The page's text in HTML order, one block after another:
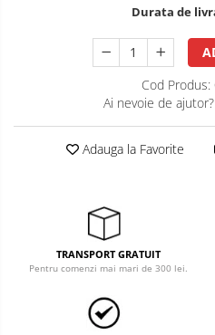
îmbrăcăminte pentru damă
Rezistent la flacăra
Vizibilitate înalta hi-vis
îmbrăcăminte asistente/doctori
înaltă vizibilitate hi-vis
Combinezoane
Durata de
Cod Produs:
Ai nevoie de ajutor?
Adauga la Favorite
TRANSPORT GRATUIT
Pentru comenzi mai mari de 300 lei.